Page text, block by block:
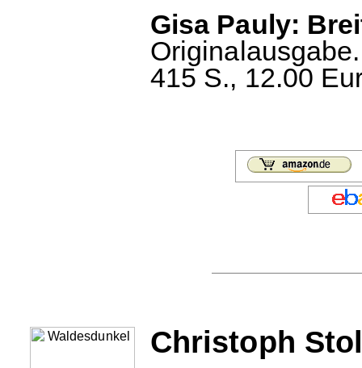
Gisa Pauly:
415 S., 12.00
Christoph